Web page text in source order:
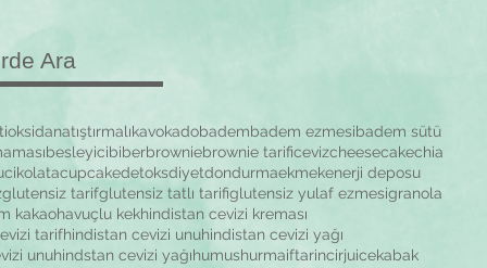
Ara
atıştırmalıkavokadobadembadem ezmesibadem sütü
besleyicibiberbrowniebrownie tarificevizcheesecakechia
cikolatacupcakedetoksdiyetdondurmaekmekenerji deposu
glutensiz tarifglutensiz tatlı tarifiglutensiz yulaf ezmesigranola
kakaohavuçlu kekhindistan cevizi kreması
tarifhindistan cevizi unuhindistan cevizi yağı
unuhindstan cevizi yağıhumushurmaiftarincirjuicekabak